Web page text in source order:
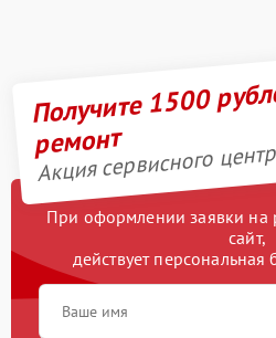
Получите 1500
ремонт
Акция сервисного
При оформлении заявки на
сайт,
действует персональная